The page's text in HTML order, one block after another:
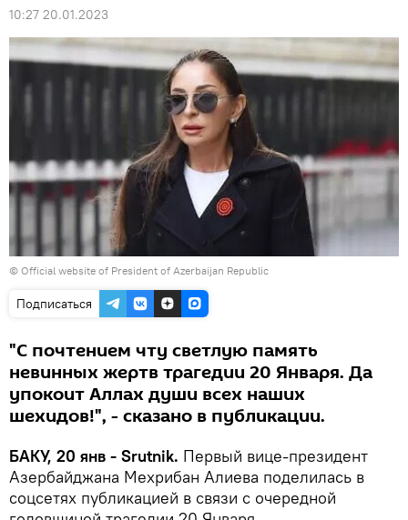
10:27 20.01.2023
© Official website of President of Azerbaijan Republic
Подписаться
"С почтением чту светлую память
невинных жертв трагедии 20 Января. Да
упокоит Аллах души всех наших
шехидов!", - сказано в публикации.
БАКУ, 20 янв - Srutnik. Первый вице-президент
Азербайджана Мехрибан Алиева поделилась в
соцсетях публикацией в связи с очередной